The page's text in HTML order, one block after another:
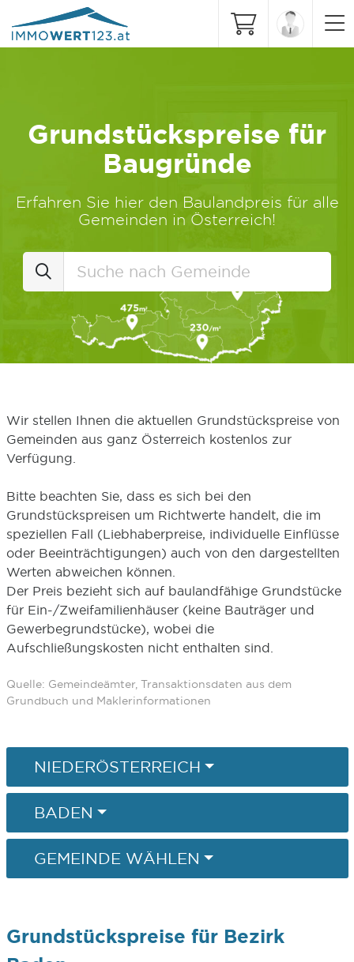
Grundstückspreise für
Baugründe
Erfahren Sie hier den Baulandpreis für alle
Gemeinden in Österreich!
Wir stellen Ihnen die aktuellen Grundstückspreise von
Gemeinden aus ganz Österreich kostenlos zur
Verfügung.
Bitte beachten Sie, dass es sich bei den
Grundstückspreisen um Richtwerte handelt, die im
speziellen Fall (Liebhaberpreise, individuelle Einflüsse
oder Beeinträchtigungen) auch von den dargestellten
Werten abweichen können.
Der Preis bezieht sich auf baulandfähige Grundstücke
für Ein-/Zweifamilienhäuser (keine Bauträger und
Gewerbegrundstücke), wobei die
Aufschließungskosten nicht enthalten sind.
Quelle: Gemeindeämter, Transaktionsdaten aus dem
Grundbuch und Maklerinformationen
NIEDERÖSTERREICH
BADEN
GEMEINDE WÄHLEN
Grundstückspreise für Bezirk